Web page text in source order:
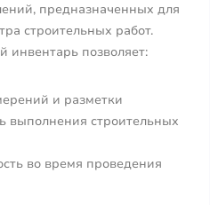
предназначенных для
строительных работ.
инвентарь позволяет:
и разметки
выполнения строительных
во время проведения